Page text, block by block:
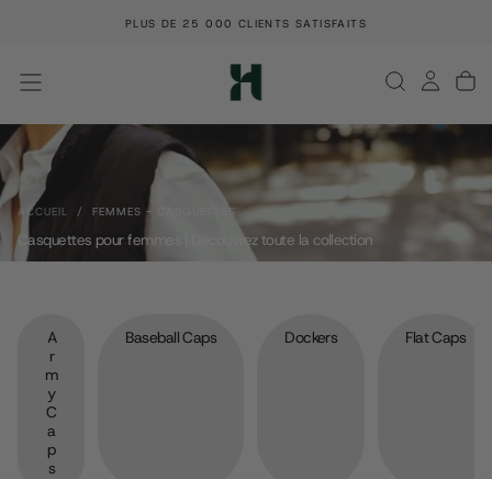
PLUS DE 25 000 CLIENTS SATISFAITS
ACCUEIL / FEMMES - CASQUETTES
Casquettes pour femmes | Découvrez toute la collection
A
R
M
Y
C
A
P
S
Baseball Caps Dockers Flat Caps